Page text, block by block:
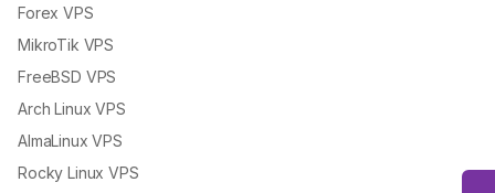
Forex VPS
MikroTik VPS
FreeBSD VPS
Arch Linux VPS
AlmaLinux VPS
Rocky Linux VPS